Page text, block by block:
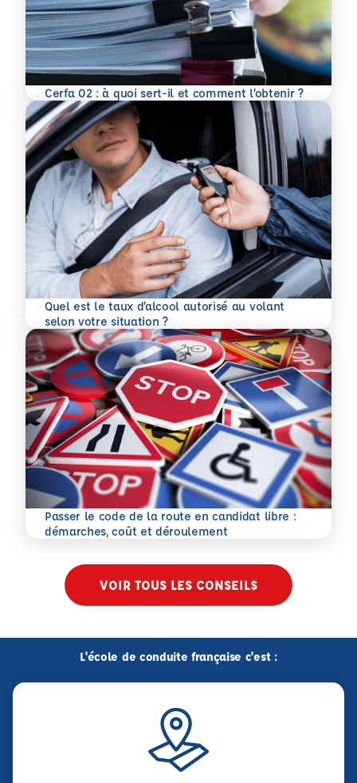
Cerfa 02 : à quoi sert-il et comment l’obtenir ?
En savoir plus
Quel est le taux d’alcool autorisé au volant
selon votre situation ?
En savoir plus
Passer le code de la route en candidat libre :
démarches, coût et déroulement
En savoir plus
VOIR TOUS LES CONSEILS
L'école de conduite française c'est :